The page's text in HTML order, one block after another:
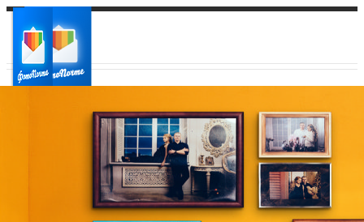
Ваш регион доставки
Выберите из списка: